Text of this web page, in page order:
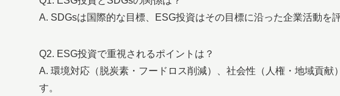
A. SDGsは国際的な目標、ESG投資はその目標に沿った企業活動を
Q2. ESG投資で重視されるポイントは？
A. 環境対応（脱炭素・フードロス削減）、社会性（人権・地域貢
す。